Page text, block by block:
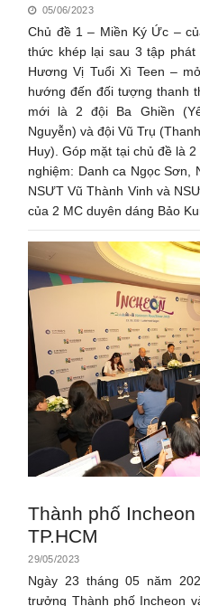
05/06/2023
Chủ đề 1 – Miền Ký Ức –
thức khép lại sau 3 tập
Hương Vị Tuổi Xì Teen –
hướng đến đối tượng thanh
mới là 2 đội Ba Ghiền
Nguyễn) và đội Vũ Trụ
Huy). Góp mặt tại chủ đề là
nghiệm: Danh ca Ngọc Sơn,
NSƯT Vũ Thành Vinh và
của 2 MC duyên dáng Bảo
Thành phố
TP.HCM
29/05/2023
Ngày 23 tháng 05 năm
trưởng Thành phố Incheon